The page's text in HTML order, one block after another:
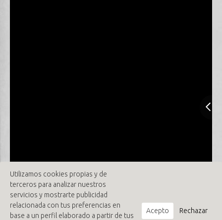
Utilizamos cookies propias y de
terceros para analizar nuestros
servicios y mostrarte publicidad
relacionada con tus preferencias en
base a un perfil elaborado a partir de tus
Acepto Rechazar